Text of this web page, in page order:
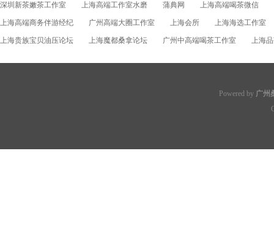
深圳新茶嫩茶工作室 上海高端工作室水磨 蒲典网 上海高端喝茶微信
上海高端商务伴游经纪 广州高端大圈工作室 上海会所 上海海选工作室
上海贵族宝贝油压论坛 上海魔都桑拿论坛 广州中高端喝茶工作室 上海
Powered by 广州